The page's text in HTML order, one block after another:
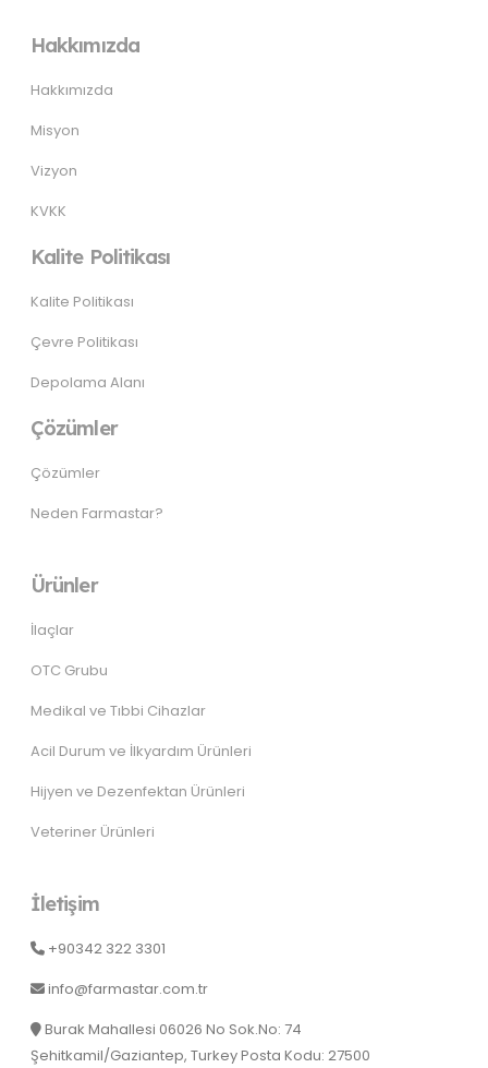
Hakkımızda
Hakkımızda
Misyon
Vizyon
KVKK
Kalite Politikası
Kalite Politikası
Çevre Politikası
Depolama Alanı
Çözümler
Çözümler
Neden Farmastar?
Ürünler
İlaçlar
OTC Grubu
Medikal ve Tıbbi Cihazlar
Acil Durum ve İlkyardım Ürünleri
Hijyen ve Dezenfektan Ürünleri
Veteriner Ürünleri
İletişim
+90342 322 3301
info@farmastar.com.tr
Burak Mahallesi 06026 No Sok.No: 74
Şehitkamil/Gaziantep, Turkey Posta Kodu: 27500